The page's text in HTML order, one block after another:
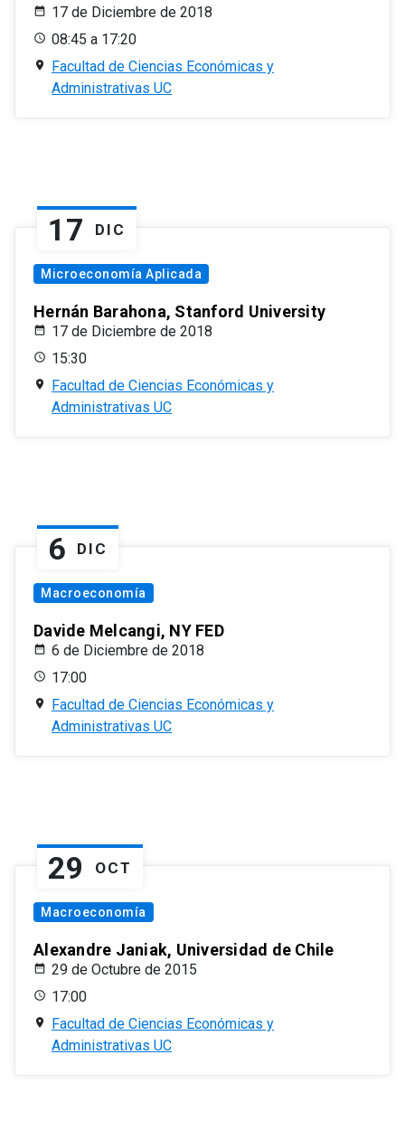
17 de Diciembre de 2018
08:45 a 17:20
Facultad de Ciencias Económicas y
Administrativas UC
17 DIC
Microeconomía Aplicada
Hernán Barahona, Stanford University
17 de Diciembre de 2018
15:30
Facultad de Ciencias Económicas y
Administrativas UC
6 DIC
Macroeconomía
Davide Melcangi, NY FED
6 de Diciembre de 2018
17:00
Facultad de Ciencias Económicas y
Administrativas UC
29 OCT
Macroeconomía
Alexandre Janiak, Universidad de Chile
29 de Octubre de 2015
17:00
Facultad de Ciencias Económicas y
Administrativas UC